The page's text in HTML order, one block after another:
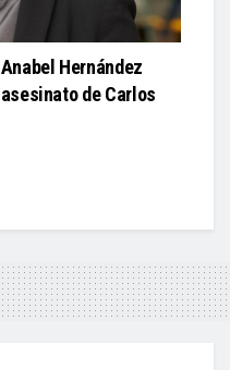
Hernández
de Carlos